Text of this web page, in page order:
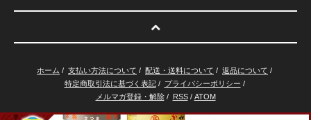
ホーム / 支払い方法について / 配送・送料について / 返品について /
特定商取引法に基づく表記/ プライバシーポリシー /
メルマガ登録・解除/ RSS/ ATOM